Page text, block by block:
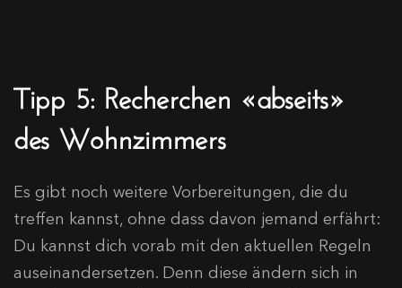
Tipp 5: Recherchen «abseits»
des Wohnzimmers
Es gibt noch weitere Vorbereitungen, die du
treffen kannst, ohne dass davon jemand erfährt:
Du kannst dich vorab mit den aktuellen Regeln
auseinandersetzen. Denn diese ändern sich in